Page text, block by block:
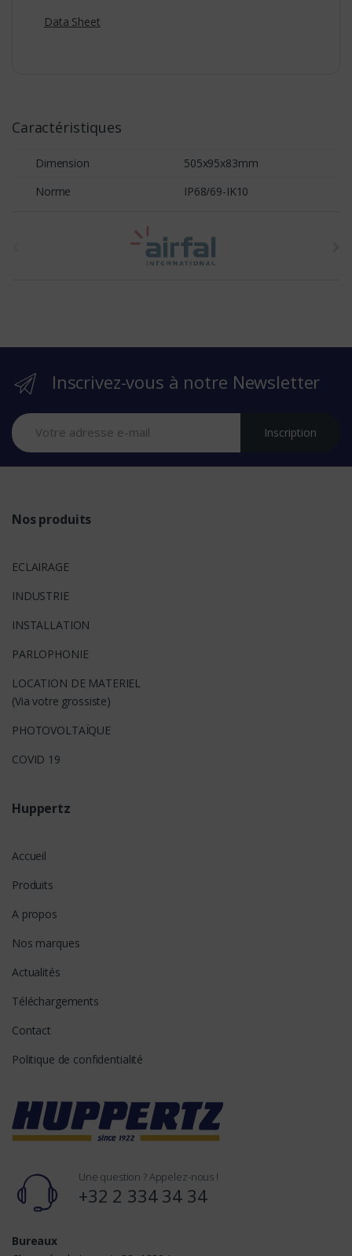
Data Sheet
Caractéristiques
Dimension
505x95x83mm
Norme
IP68/69-IK10
r
Inscrivez-vous à notre Newsletter
Inscription
Nos produits
ECLAIRAGE
INDUSTRIE
INSTALLATION
PARLOPHONIE
LOCATION DE MATERIEL
(Via votre grossiste)
PHOTOVOLTAÏQUE
COVID 19
Huppertz
Accueil
Produits
A propos
Nos marques
Actualités
Téléchargements
Contact
Politique de confidentialité
Une question ? Appelez-nous !
+32 2 334 34 34
Bureaux